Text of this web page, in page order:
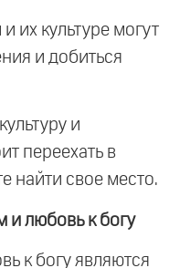
их культуре могут
и добиться
и
переехать в
найти свое место.
и любовь к богу
к богу являются